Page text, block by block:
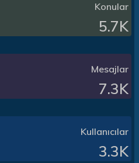
Konular
5.7K
Mesajlar
7.3K
Kullanıcılar
3.3K